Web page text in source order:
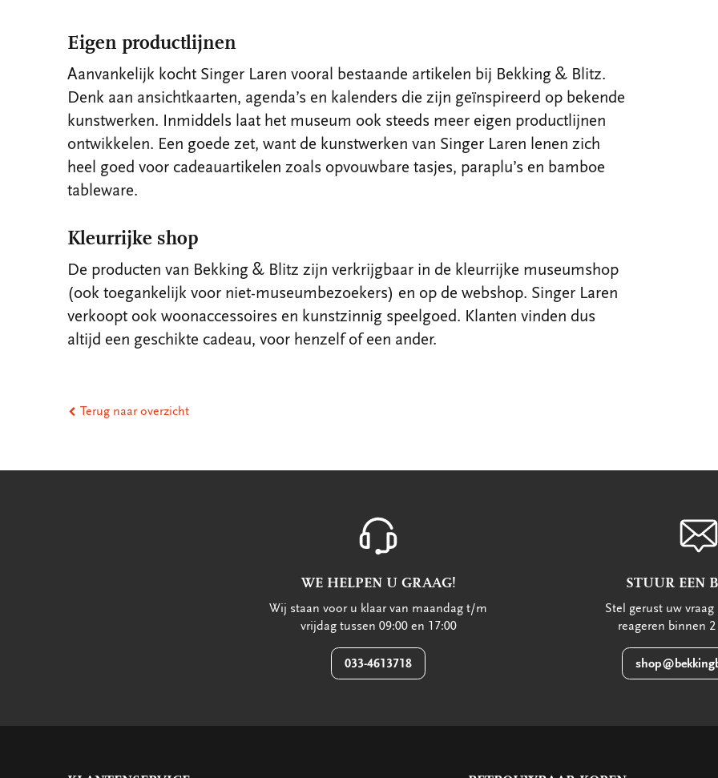
Eigen productlijnen
Aanvankelijk kocht Singer Laren vooral bestaande artikelen bij Bekking & Blitz.
Denk aan ansichtkaarten, agenda’s en kalenders die zijn geïnspireerd op bekende
kunstwerken. Inmiddels laat het museum ook steeds meer eigen productlijnen
ontwikkelen. Een goede zet, want de kunstwerken van Singer Laren lenen zich
heel goed voor cadeauartikelen zoals opvouwbare tasjes, paraplu’s en bamboe
tableware.
Kleurrijke shop
De producten van Bekking & Blitz zijn verkrijgbaar in de kleurrijke museumshop
(ook toegankelijk voor niet-museumbezoekers) en op de webshop. Singer Laren
verkoopt ook woonaccessoires en kunstzinnig speelgoed. Klanten vinden dus
altijd een geschikte cadeau, voor henzelf of een ander.
Terug naar overzicht
WE HELPEN U GRAAG!
Wij staan voor u klaar van maandag t/m
vrijdag tussen 09:00 en 17:00
033-4613718
STUUR EEN
Stel gerust uw
reageren binnen